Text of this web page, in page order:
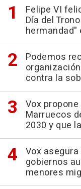
Felipe VI
Día del
Podemos
contra la
Vox
Marruecos
2030 y que
Vox
gobiernos
menores